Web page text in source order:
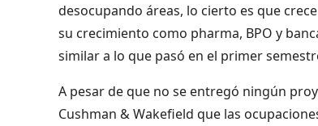
desocupando áreas, lo cierto es que
su crecimiento como pharma, BPO y
similar a lo que pasó en el primer
A pesar de que no se entregó ningún
Cushman & Wakefield que las